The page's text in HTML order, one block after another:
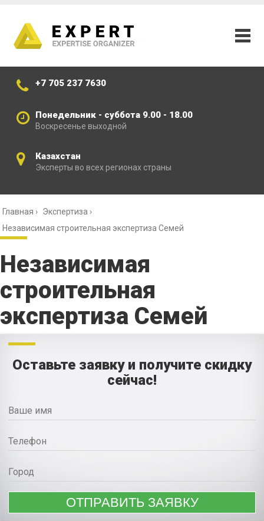
+7 705 237 7630
Понедельник - суббота 9.00 - 18.00
Воскресенье выходной
Казахстан
Эксперты во всех регионах страны
Главная › Экспертиза ›
Независимая строительная экспертиза Семей
Независимая
строительная
экспертиза Семей
Оставьте заявку и получите скидку
сейчас!